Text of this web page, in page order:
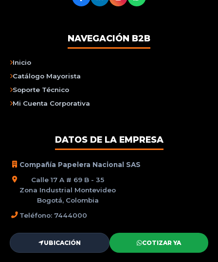
NAVEGACIÓN B2B
Inicio
Catálogo Mayorista
Soporte Técnico
Mi Cuenta Corporativa
DATOS DE LA EMPRESA
Compañía Papelera Nacional SAS
Calle 17 A # 69 B - 35
Zona Industrial Montevideo
Bogotá, Colombia
Teléfono: 7444000
UBICACIÓN COTIZAR YA